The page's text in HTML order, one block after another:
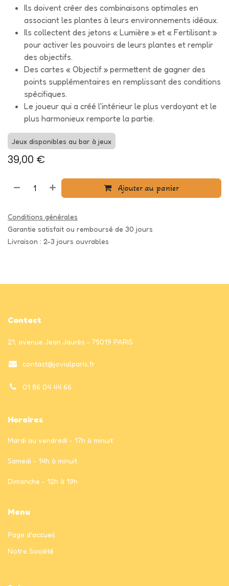
Ils doivent créer des combinaisons optimales en
associant les plantes à leurs environnements idéaux.
Ils collectent des jetons « Lumière » et « Fertilisant »
pour activer les pouvoirs de leurs plantes et remplir
des objectifs.
Des cartes « Objectif » permettent de gagner des
points supplémentaires en remplissant des conditions
spécifiques.
Le joueur qui a créé l'intérieur le plus verdoyant et le
plus harmonieux remporte la partie.
Jeux disponibles au bar à jeux
39,00 €
Ajouter au panier
Conditions générales
Garantie satisfait ou remboursé de 30 jours
Livraison : 2-3 jours ouvrables
Contact
21, avenue Jean Jaurès - 75019 PARIS
contact@jovialparis.fr
01 86 04 44 66
Horaires
Mardi au vendredi - 17h à minuit
Samedi - 14h à minuit
Dimanche - 12h à 19h
Menu
Page d'accueil
Notre Société